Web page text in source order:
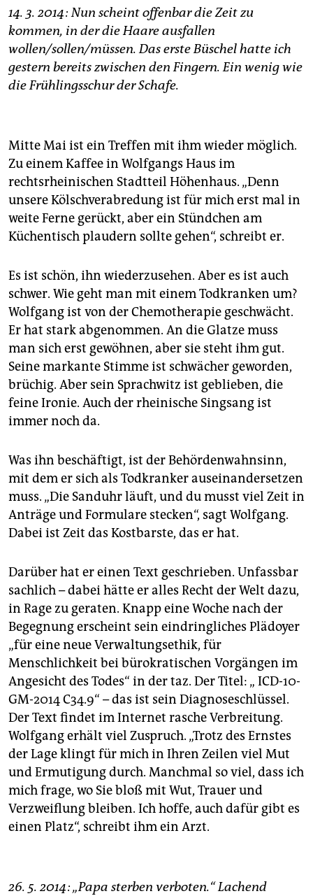
14. 3. 2014: Nun scheint offenbar die Zeit zu
kommen, in der die Haare ausfallen
wollen/sollen/müssen. Das erste Büschel hatte ich
gestern bereits zwischen den Fingern. Ein wenig wie
die Frühlingsschur der Schafe.
Mitte Mai ist ein Treffen mit ihm wieder möglich.
Zu einem Kaffee in Wolfgangs Haus im
rechtsrheinischen Stadtteil Höhenhaus. „Denn
unsere Kölschverabredung ist für mich erst mal in
weite Ferne gerückt, aber ein Stündchen am
Küchentisch plaudern sollte gehen“, schreibt er.
Es ist schön, ihn wiederzusehen. Aber es ist auch
schwer. Wie geht man mit einem Todkranken um?
Wolfgang ist von der Chemotherapie geschwächt.
Er hat stark abgenommen. An die Glatze muss
man sich erst gewöhnen, aber sie steht ihm gut.
Seine markante Stimme ist schwächer geworden,
brüchig. Aber sein Sprachwitz ist geblieben, die
feine Ironie. Auch der rheinische Singsang ist
immer noch da.
Was ihn beschäftigt, ist der Behördenwahnsinn,
mit dem er sich als Todkranker auseinandersetzen
muss. „Die Sanduhr läuft, und du musst viel Zeit in
Anträge und Formulare stecken“, sagt Wolfgang.
Dabei ist Zeit das Kostbarste, das er hat.
Darüber hat er einen Text geschrieben. Unfassbar
sachlich – dabei hätte er alles Recht der Welt dazu,
in Rage zu geraten. Knapp eine Woche nach der
Begegnung erscheint sein eindringliches Plädoyer
„für eine neue Verwaltungsethik, für
Menschlichkeit bei bürokratischen Vorgängen im
Angesicht des Todes“ in der taz. Der Titel: „ ICD-10-
GM-2014 C34.9“ – das ist sein Diagnoseschlüssel.
Der Text findet im Internet rasche Verbreitung.
Wolfgang erhält viel Zuspruch. „Trotz des Ernstes
der Lage klingt für mich in Ihren Zeilen viel Mut
und Ermutigung durch. Manchmal so viel, dass ich
mich frage, wo Sie bloß mit Wut, Trauer und
Verzweiflung bleiben. Ich hoffe, auch dafür gibt es
einen Platz“, schreibt ihm ein Arzt.
26. 5. 2014: „Papa sterben verboten.“ Lachend